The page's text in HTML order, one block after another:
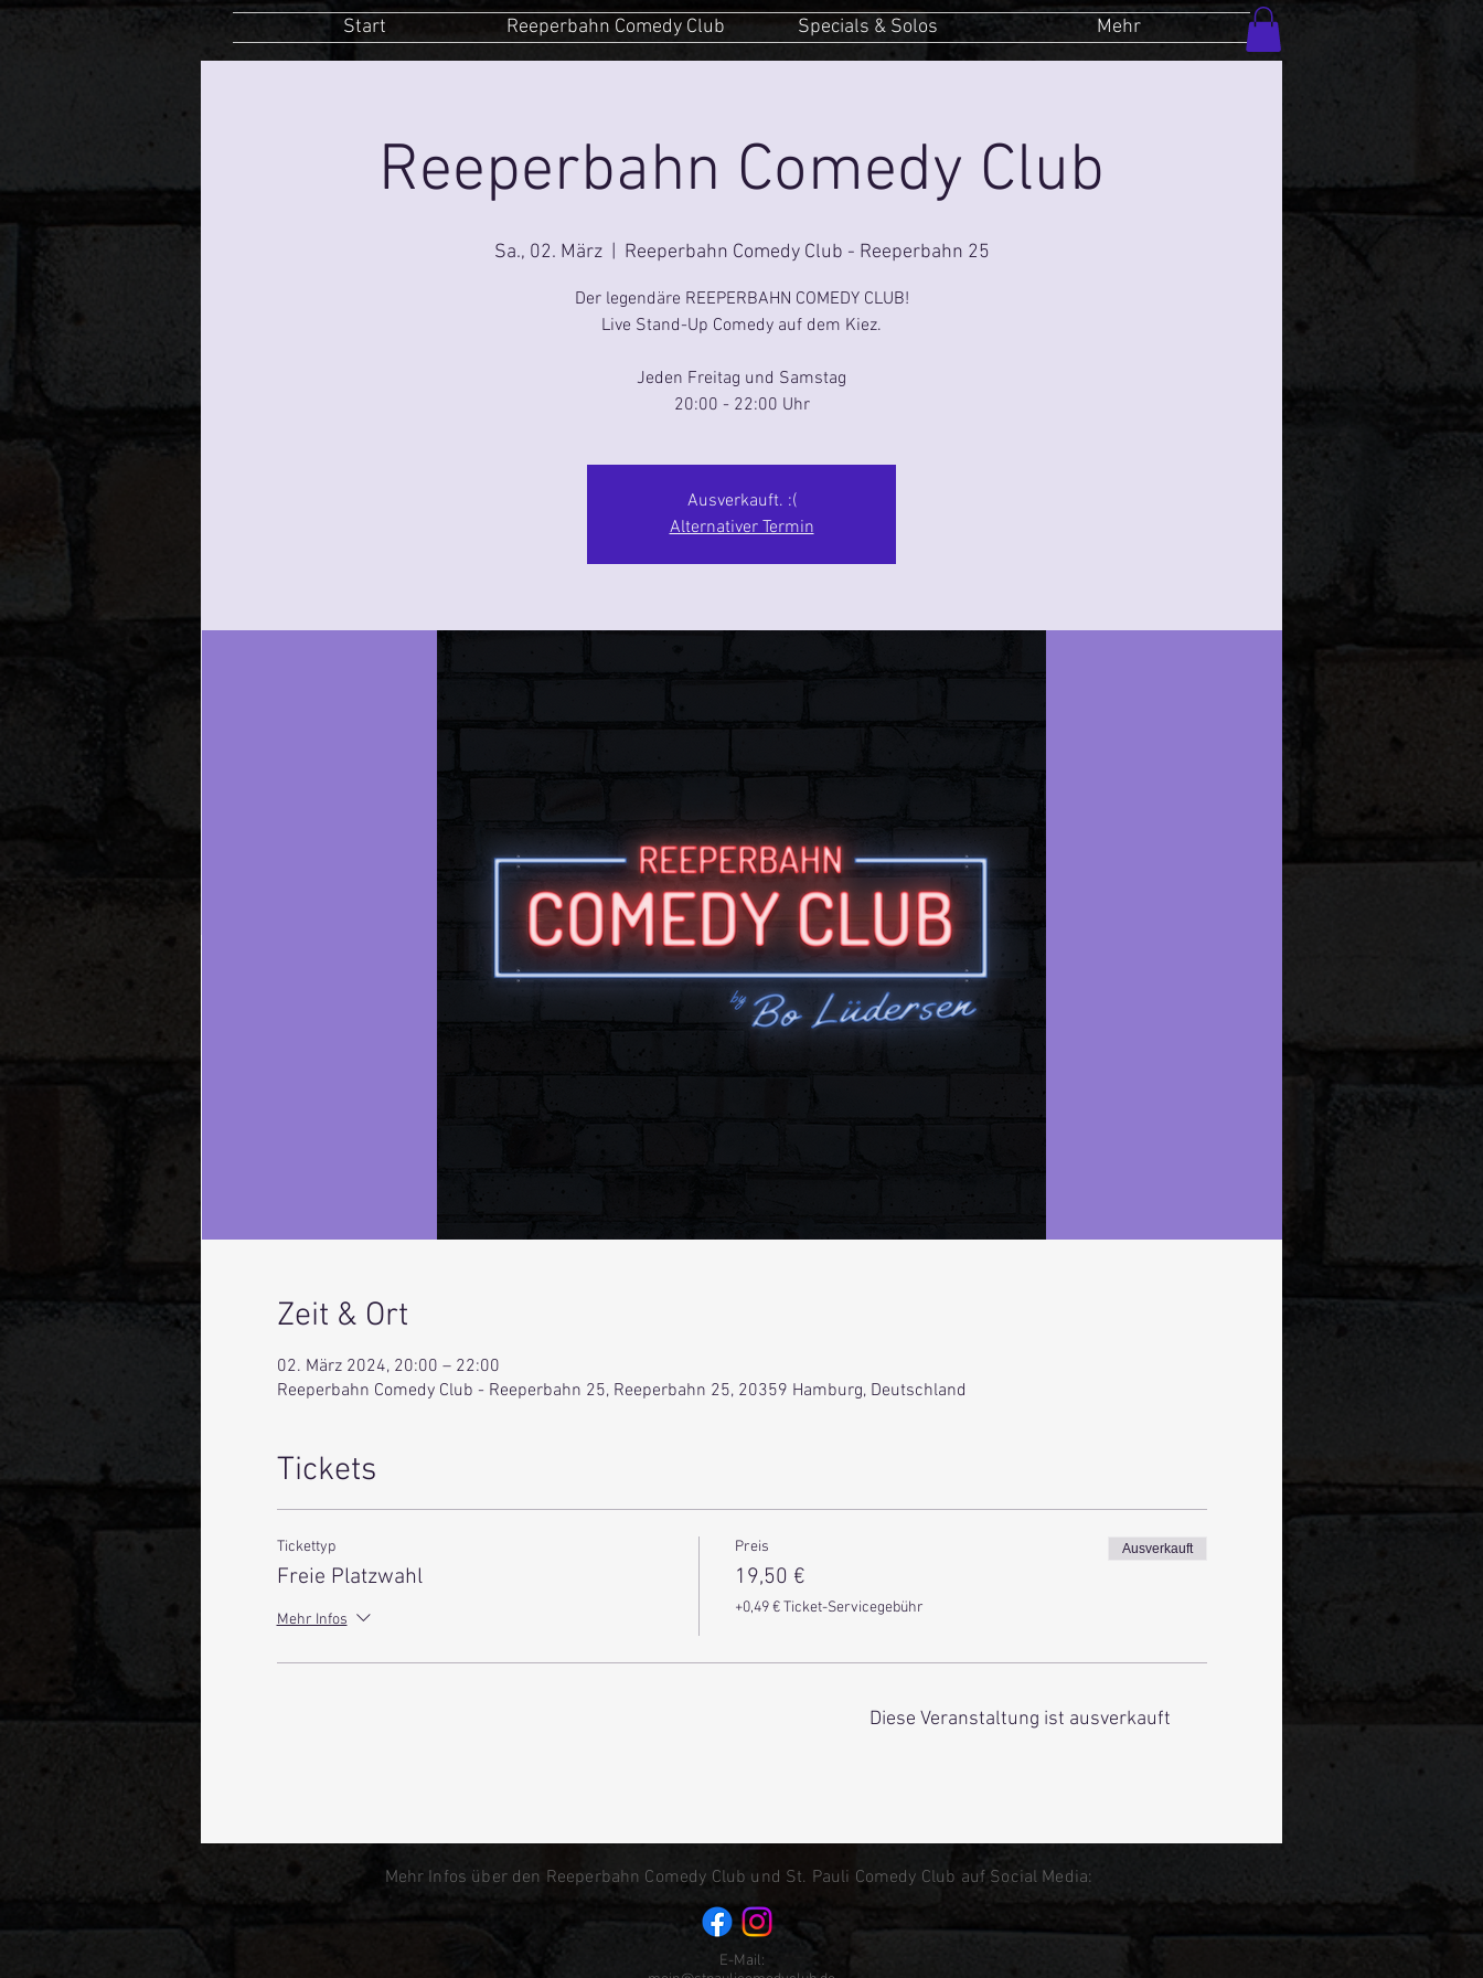
Start Reeperbahn Comedy Club Specials & Solos Mehr
Reeperbahn Comedy Club
Sa., 02. März
  |
Reeperbahn Comedy Club - Reeperbahn 25
Der legendäre REEPERBAHN COMEDY CLUB!
Live Stand-Up Comedy auf dem Kiez.
Jeden Freitag und Samstag
20:00 - 22:00 Uhr
Ausverkauft. :(
Alternativer Termin
Zeit & Ort
02. März 2024, 20:00 – 22:00
Reeperbahn Comedy Club - Reeperbahn 25, Reeperbahn 25, 20359 Hamburg, Deutschland
Tickets
Tickettyp
Freie Platzwahl
Mehr Infos
Preis
19,50 €
+0,49 € Ticket-Servicegebühr
Ausverkauft
Diese Veranstaltung ist ausverkauft
Mehr Infos über den Reeperbahn Comedy Club und St. Pauli Comedy Club auf Social Media:
E-Mail: